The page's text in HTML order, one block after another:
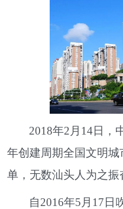
2018年2月14日，
年创建周期全国文明
单，无数汕头人为之振
自2016年5月17日